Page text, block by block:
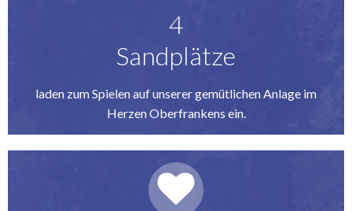
4
Sandplätze
laden zum Spielen auf unserer gemütlichen Anlage im
Herzen Oberfrankens ein.